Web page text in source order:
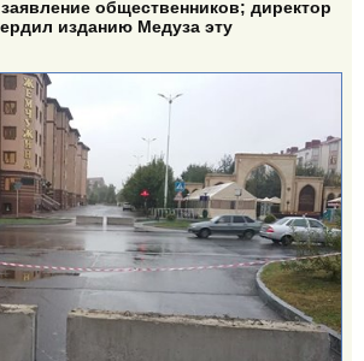
общественников; директор
изданию Медуза эту